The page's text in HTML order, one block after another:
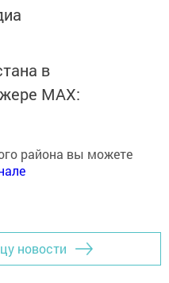
в
MАХ:
новости